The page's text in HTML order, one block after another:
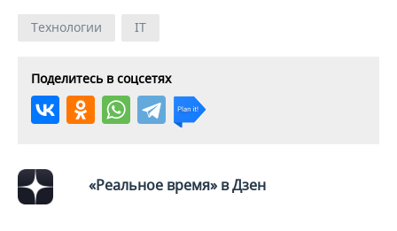
ХОККЕЙ С МЯЧОМ
ПРОИСШЕСТВИЯ
Технологии IT
Поделитесь в соцсетях
«Реальное время» в Дзен